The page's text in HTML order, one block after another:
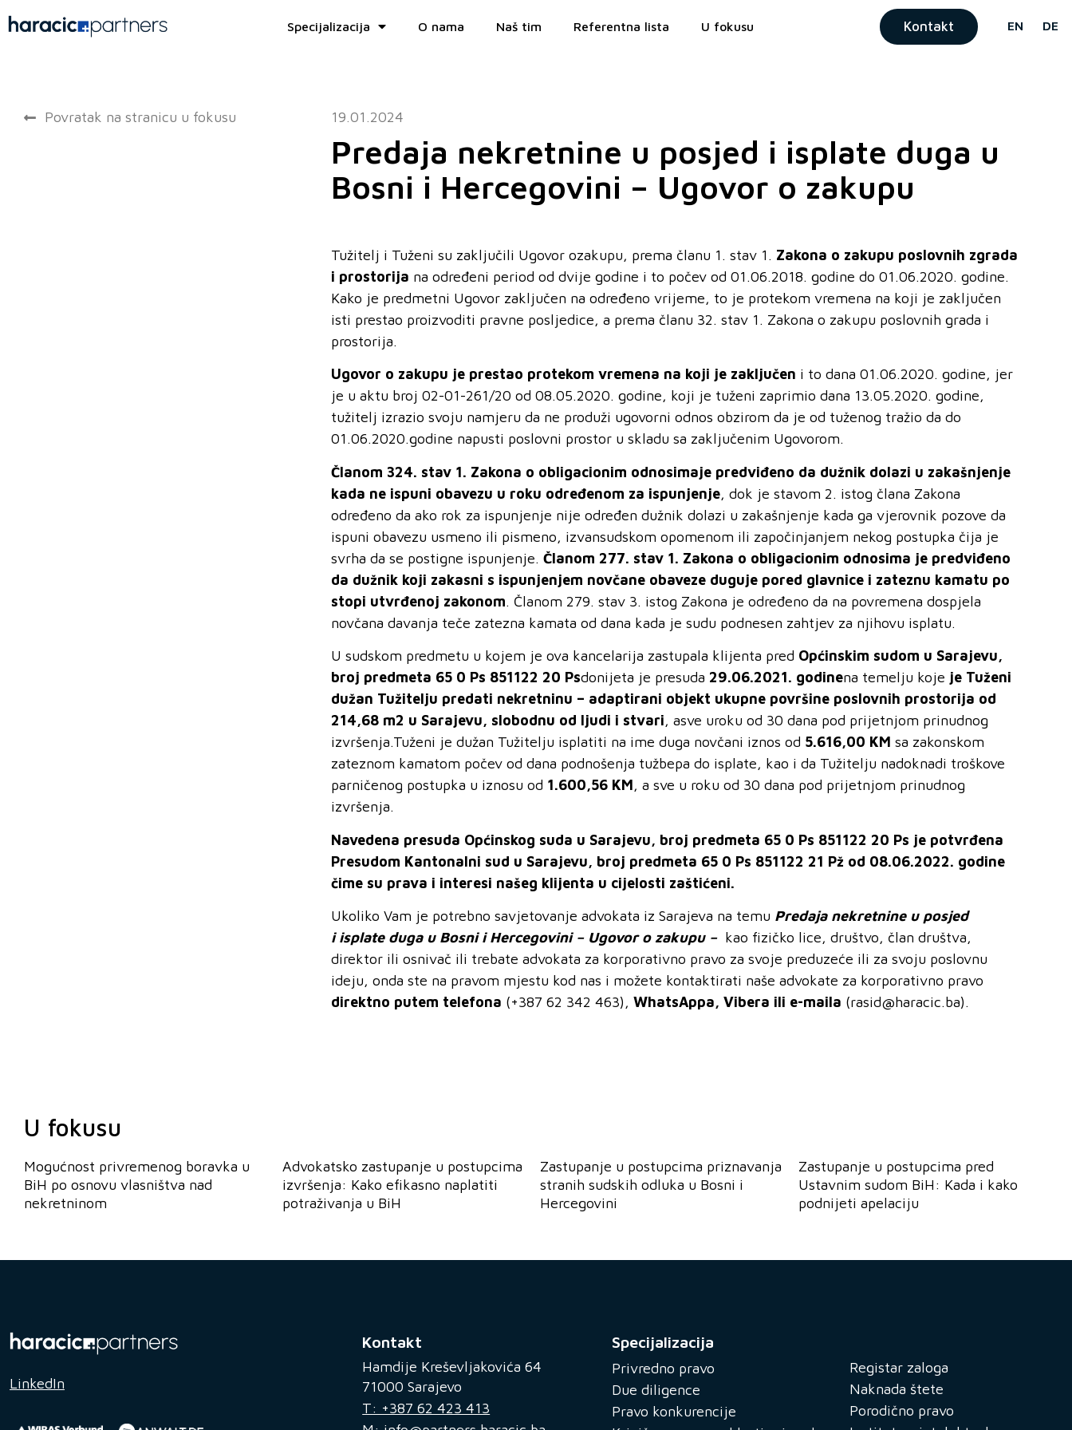
Specijalizacija O nama Naš tim Referentna lista U fokusu Kontakt EN DE
Povratak na stranicu u fokusu 19.01.2024
Predaja nekretnine u posjed i isplate duga u
Bosni i Hercegovini – Ugovor o zakupu
Tužitelj i Tuženi su zaključili Ugovor ozakupu, prema članu 1. stav 1. Zakona o zakupu poslovnih zgrada
i prostorija na određeni period od dvije godine i to počev od 01.06.2018. godine do 01.06.2020. godine.
Kako je predmetni Ugovor zaključen na određeno vrijeme, to je protekom vremena na koji je zaključen
isti prestao proizvoditi pravne posljedice, a prema članu 32. stav 1. Zakona o zakupu poslovnih grada i
prostorija.
Ugovor o zakupu je prestao protekom vremena na koji je zaključen i todana 01.06.2020. godine, jer
je u aktu broj 02-01-261/20 od 08.05.2020. godine, koji je tuženi zaprimio dana 13.05.2020. godine,
tužitelj izrazio svoju namjeru da ne produži ugovorni odnos obzirom da je od tuženog tražio da do
01.06.2020.godine napusti poslovni prostor u skladu sa zaključenim Ugovorom.
Članom 324. stav 1. Zakona o obligacionim odnosimaje predviđeno da dužnik dolazi u zakašnjenje
kada ne ispuni obavezu u roku određenom za ispunjenje, dok je stavom 2. istog člana Zakona
određeno da ako rok za ispunjenje nije određen dužnik dolazi u zakašnjenje kada ga vjerovnik pozove da
ispuni obavezu usmeno ili pismeno, izvansudskom opomenom ili započinjanjem nekog postupka čija je
svrha da se postigne ispunjenje.Članom 277. stav 1. Zakona o obligacionim odnosima je predviđeno
da dužnik koji zakasni s ispunjenjem novčane obaveze duguje pored glavnice i zateznu kamatu po
stopi utvrđenoj zakonom. Članom 279. stav 3. istog Zakona je određeno da na povremena dospjela
novčana davanja teče zatezna kamata od dana kada je sudu podnesen zahtjev za njihovu isplatu.
U sudskom predmetu u kojem je ova kancelarija zastupala klijenta pred Općinskim sudom u Sarajevu,
broj predmeta 65 0 Ps 851122 20 Psdonijeta je presuda 29.06.2021. godinena temelju koje je Tuženi
dužan Tužitelju predati nekretninu – adaptirani objekt ukupne površine poslovnih prostorija od
214,68 m2 u Sarajevu, slobodnu od ljudi i stvari, asve uroku od 30 dana pod prijetnjom prinudnog
izvršenja.Tuženi je dužan Tužitelju isplatiti na ime duga novčani iznos od 5.616,00 KM sa zakonskom
zateznom kamatom počev od dana podnošenja tužbepa do isplate, kao i da Tužitelju nadoknadi troškove
parničenog postupka u iznosu od 1.600,56 KM, a sve u roku od 30 dana pod prijetnjom prinudnog
izvršenja.
Navedena presuda Općinskog suda u Sarajevu, broj predmeta 65 0 Ps 851122 20 Ps je potvrđena
Presudom Kantonalni sud u Sarajevu, broj predmeta 65 0 Ps 851122 21 Pž od 08.06.2022. godine
čime su prava i interesi našeg klijenta u cijelosti zaštićeni.
Ukoliko Vam je potrebno savjetovanje advokata iz Sarajeva na temu Predaja nekretnine u posjed
i isplate duga u Bosni i Hercegovini– Ugovor o zakupu – kao fizičko lice, društvo, član društva,
direktor ili osnivač ili trebate advokata za korporativno pravo za svoje preduzeće ili za svoju poslovnu
ideju, onda ste na pravom mjestu kod nas i možete kontaktirati naše advokate za korporativno pravo
direktno putem telefona (+387 62 342 463),WhatsAppa, Vibera ili e-maila (rasid@haracic.ba).
U fokusu
Mogućnost privremenog boravka u
BiH po osnovu vlasništva nad
nekretninom
Advokatsko zastupanje u postupcima
izvršenja: Kako efikasno naplatiti
potraživanja u BiH
Zastupanje u postupcima priznavanja
stranih sudskih odluka u Bosni i
Hercegovini
Zastupanje u postupcima pred
Ustavnim sudom BiH: Kada i kako
podnijeti apelaciju
LinkedIn
Kontakt
Hamdije Kreševljakovića 64
71000 Sarajevo
T: +387 62 423 413
Specijalizacija
Privredno pravo
Due diligence
Pravo konkurencije
Registar zaloga
Naknada štete
Porodično pravo